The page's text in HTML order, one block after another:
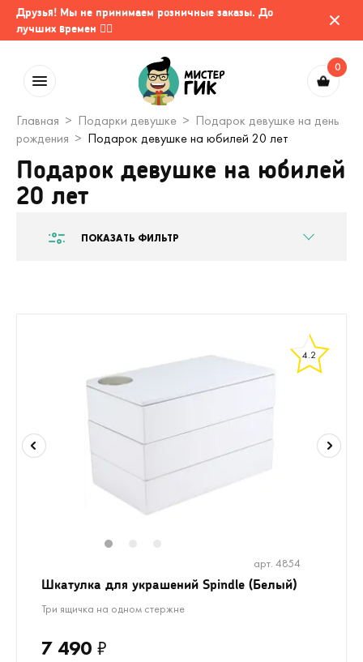
Друзья! Мы не принимаем розничные заказы. До
лучших времен 🤷‍♂️
0
Главная Подарки девушке
Подарок девушке на день
рождения
Подарок девушке на юбилей 20 лет
Подарок девушке на юбилей
20 лет
ПОКАЗАТЬ ФИЛЬТР
4.2
арт. 4854
Шкатулка для украшений Spindle (Белый)
Три ящичка на одном стержне
7 490 ₽